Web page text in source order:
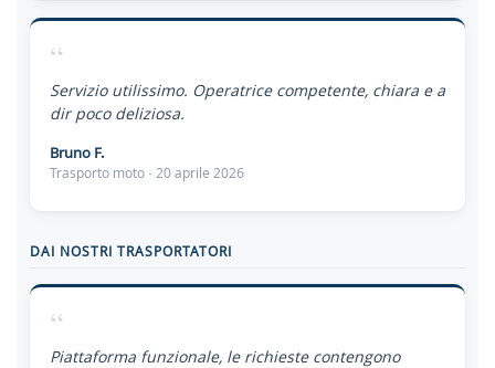
“
Servizio utilissimo. Operatrice competente, chiara e a
dir poco deliziosa.
Bruno F.
Trasporto moto · 20 aprile 2026
DAI NOSTRI TRASPORTATORI
“
Piattaforma funzionale, le richieste contengono